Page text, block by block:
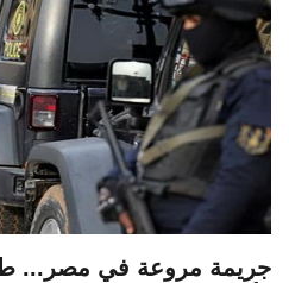
جريمة مروعة في مصر...